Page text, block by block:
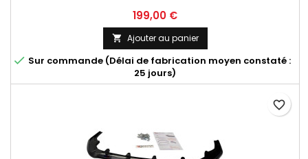
Prix
199,00 €
 Ajouter au panier
 Sur commande (Délai de fabrication moyen constaté :
25 jours)
favorite_border